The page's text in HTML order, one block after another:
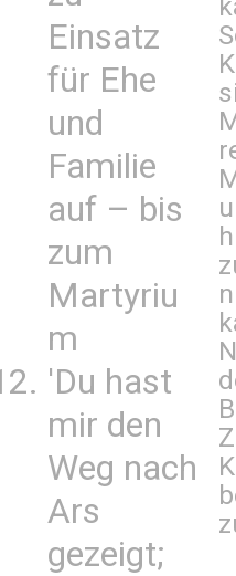
Einsatz
für Ehe
und
Familie
auf – bis
zum
Martyriu
m
'Du hast
mir den
Weg nach
Ars
gezeigt;